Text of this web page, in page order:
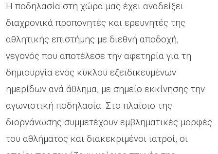
Η ποδηλασία στη χώρα μας έχει αναδείξει
διαχρονικά προπονητές και ερευνητές της
αθλητικής επιστήμης με διεθνή αποδοχή,
γεγονός που αποτέλεσε την αφετηρία για τη
δημιουργία ενός κύκλου εξειδικευμένων
ημερίδων ανά άθλημα, με σημείο εκκίνησης την
αγωνιστική ποδηλασία. Στο πλαίσιο της
διοργάνωσης συμμετέχουν εμβληματικές μορφές
του αθλήματος και διακεκριμένοι ιατροί, οι